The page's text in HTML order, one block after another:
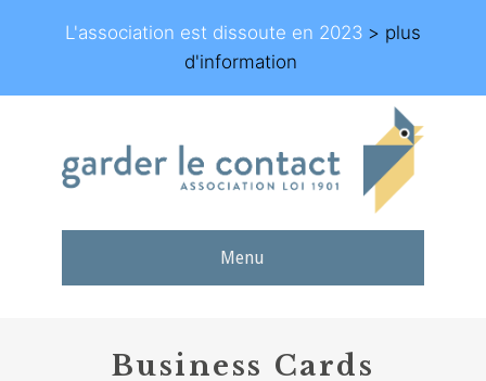
Menu
Business Cards
L'association est dissoute en 2023 > plus
d'information